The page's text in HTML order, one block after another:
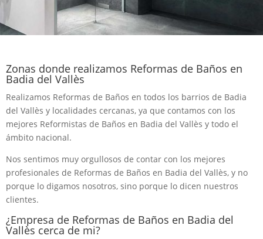
Zonas donde realizamos Reformas de Baños en
Badia del Vallès
Realizamos Reformas de Baños en todos los barrios de Badia
del Vallès y localidades cercanas, ya que contamos con los
mejores Reformistas de Baños en Badia del Vallès y todo el
ámbito nacional.
Nos sentimos muy orgullosos de contar con los mejores
profesionales de Reformas de Baños en Badia del Vallès, y no
porque lo digamos nosotros, sino porque lo dicen nuestros
clientes.
¿Empresa de Reformas de Baños en Badia del
Vallès cerca de mi?